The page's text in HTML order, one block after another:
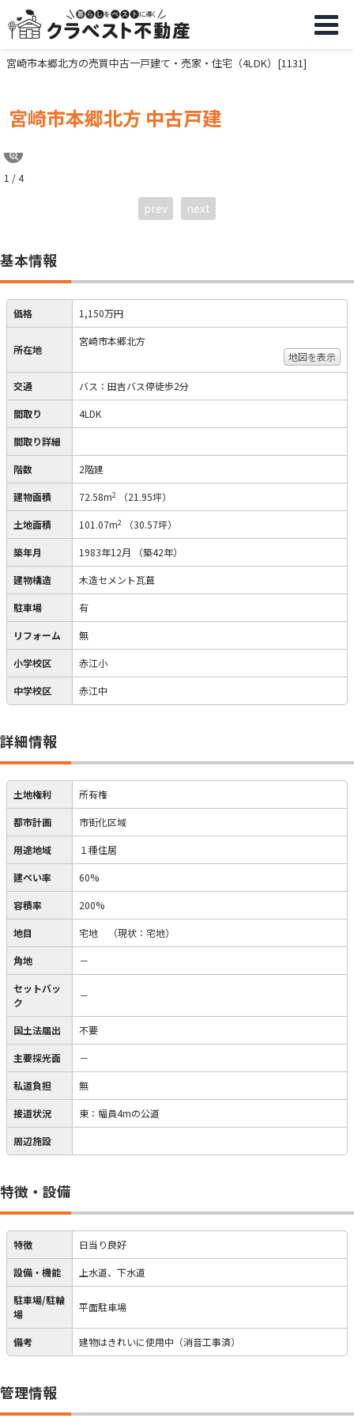
宮崎市本郷北方の売買中古一戸建て・売家・住宅（4LDK）[1131]
宮崎市本郷北方 中古戸建
1 / 4
prev next
基本情報
価格 1,150万円
所在地
宮崎市本郷北方
地図を表示
交通 バス：田吉バス停徒歩2分
間取り 4LDK
間取り詳細
階数 2階建
建物面積 72.58m2 （21.95坪）
土地面積 101.07m2 （30.57坪）
築年月 1983年12月 （築42年）
建物構造 木造セメント瓦葺
駐車場 有
リフォーム 無
小学校区 赤江小
中学校区 赤江中
詳細情報
土地権利 所有権
都市計画 市街化区域
用途地域 １種住居
建ぺい率 60%
容積率 200%
地目 宅地 （現状：宅地）
角地 －
セットバッ
ク
－
国土法届出 不要
主要採光面 －
私道負担 無
接道状況 東：幅員4mの公道
周辺施設
特徴・設備
特徴 日当り良好
設備・機能 上水道、下水道
駐車場/駐輪
場
平面駐車場
備考 建物はきれいに使用中（消音工事済）
管理情報